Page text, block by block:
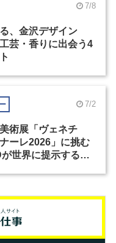
7/8
、金沢デザイン
芸・香りに出会う4
7/2
術展「ヴェネチ
ーレ2026」に挑む
世界に提示する美